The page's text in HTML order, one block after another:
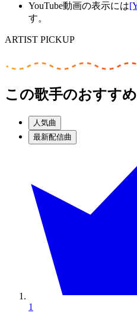
YouTube動画の表示には
す。
ARTIST PICKUP
この歌手のおすすめ
人気曲
最新配信曲
1